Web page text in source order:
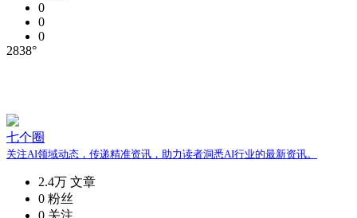
0
0
0
2838°
七个圈
关注AI领域动态，传递精准资讯，助力读者洞悉AI行业的最新资讯。
2.4万 文章
0 粉丝